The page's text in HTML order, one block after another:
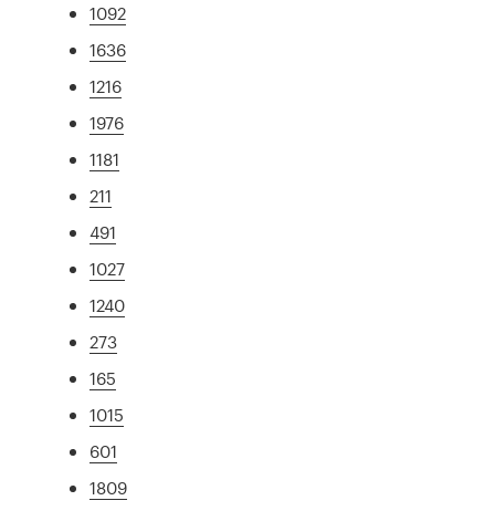
1092
1636
1216
1976
1181
211
491
1027
1240
273
165
1015
601
1809